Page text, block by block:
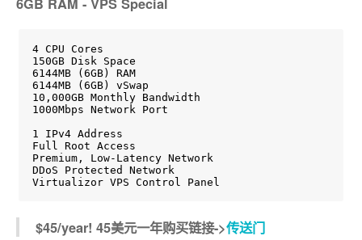
4 CPU Cores
150GB Disk Space
6144MB (6GB) RAM
6144MB (6GB) vSwap
10,000GB Monthly Bandwidth
1000Mbps Network Port
1 IPv4 Address
Full Root Access
Premium, Low-Latency Network
DDoS Protected Network
Virtualizor VPS Control Panel
$45/year! 45美元一年购买链接->传送门